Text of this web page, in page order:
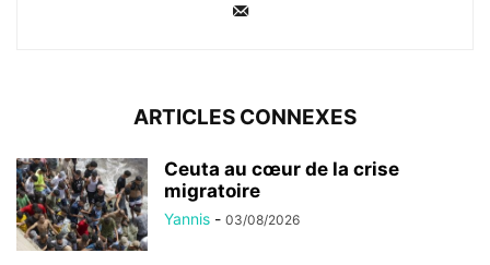
ARTICLES CONNEXES
Ceuta au cœur de la crise
migratoire
Yannis - 03/08/2026